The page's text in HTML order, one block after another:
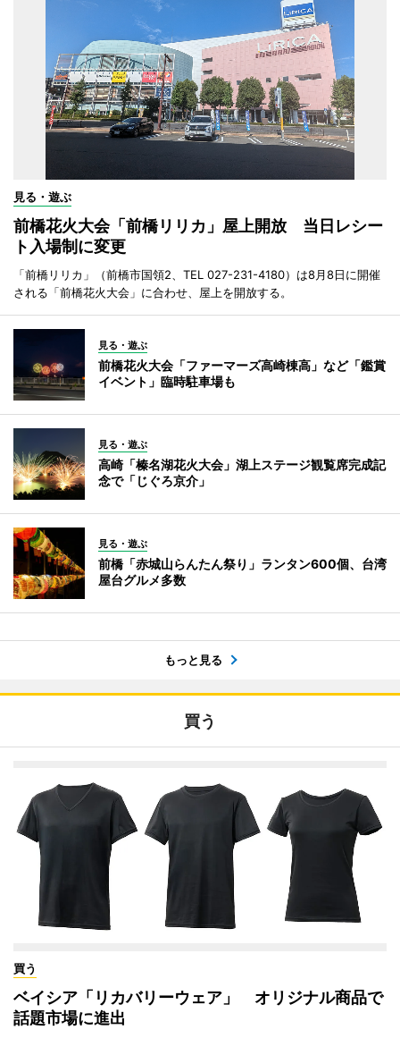
見る・遊ぶ
前橋花火大会「前橋リリカ」屋上開放 当日レシー
ト入場制に変更
「前橋リリカ」（前橋市国領2、TEL 027-231-4180）は8月8日に開催
される「前橋花火大会」に合わせ、屋上を開放する。
見る・遊ぶ
前橋花火大会「ファーマーズ高崎棟高」など「鑑賞
イベント」臨時駐車場も
見る・遊ぶ
高崎「榛名湖花火大会」湖上ステージ観覧席完成記
念で「じぐろ京介」
見る・遊ぶ
前橋「赤城山らんたん祭り」ランタン600個、台湾
屋台グルメ多数
もっと見る
買う
買う
ベイシア「リカバリーウェア」 オリジナル商品で
話題市場に進出